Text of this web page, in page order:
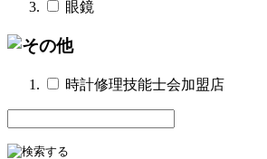
眼鏡
時計修理技能士会加盟店